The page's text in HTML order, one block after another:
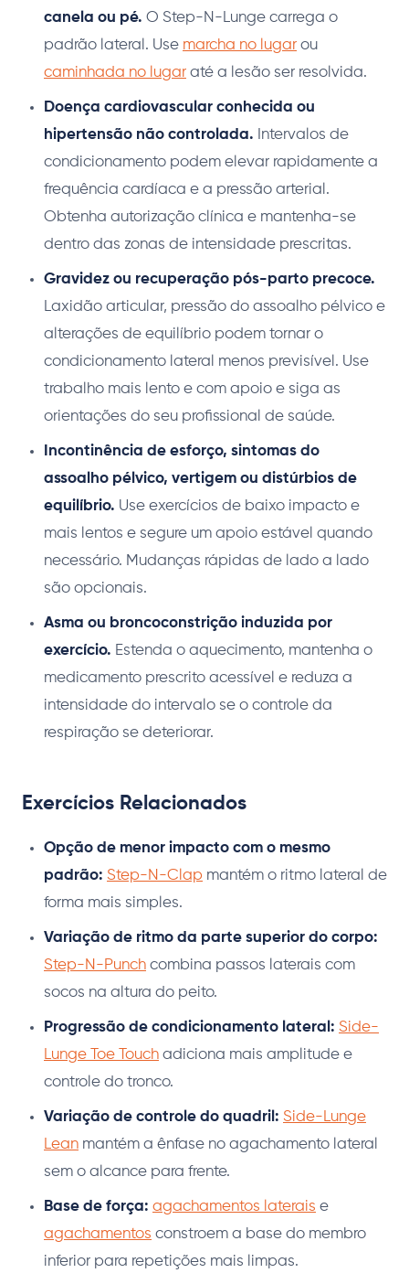
canela ou pé. O Step-N-Lunge carrega o
padrão lateral. Use marcha no lugar ou
caminhada no lugar até a lesão ser resolvida.
Doença cardiovascular conhecida ou
hipertensão não controlada. Intervalos de
condicionamento podem elevar rapidamente a
frequência cardíaca e a pressão arterial.
Obtenha autorização clínica e mantenha-se
dentro das zonas de intensidade prescritas.
Gravidez ou recuperação pós-parto precoce.
Laxidão articular, pressão do assoalho pélvico e
alterações de equilíbrio podem tornar o
condicionamento lateral menos previsível. Use
trabalho mais lento e com apoio e siga as
orientações do seu profissional de saúde.
Incontinência de esforço, sintomas do
assoalho pélvico, vertigem ou distúrbios de
equilíbrio. Use exercícios de baixo impacto e
mais lentos e segure um apoio estável quando
necessário. Mudanças rápidas de lado a lado
são opcionais.
Asma ou broncoconstrição induzida por
exercício. Estenda o aquecimento, mantenha o
medicamento prescrito acessível e reduza a
intensidade do intervalo se o controle da
respiração se deteriorar.
Exercícios Relacionados
Opção de menor impacto com o mesmo
padrão: Step-N-Clap mantém o ritmo lateral de
forma mais simples.
Variação de ritmo da parte superior do corpo:
Step-N-Punch combina passos laterais com
socos na altura do peito.
Progressão de condicionamento lateral: Side-
Lunge Toe Touch adiciona mais amplitude e
controle do tronco.
Variação de controle do quadril: Side-Lunge
Lean mantém a ênfase no agachamento lateral
sem o alcance para frente.
Base de força: agachamentos laterais e
agachamentos constroem a base do membro
inferior para repetições mais limpas.